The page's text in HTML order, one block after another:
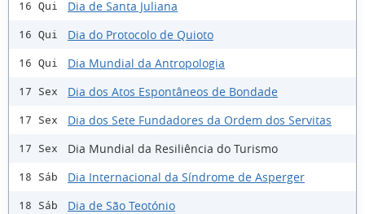
16 Qui Dia de Santa Juliana
16 Qui Dia do Protocolo de Quioto
16 Qui Dia Mundial da Antropologia
17 Sex Dia dos Atos Espontâneos de Bondade
17 Sex Dia dos Sete Fundadores da Ordem dos Servitas
17 Sex Dia Mundial da Resiliência do Turismo
18 Sáb Dia Internacional da Síndrome de Asperger
18 Sáb Dia de São Teotónio